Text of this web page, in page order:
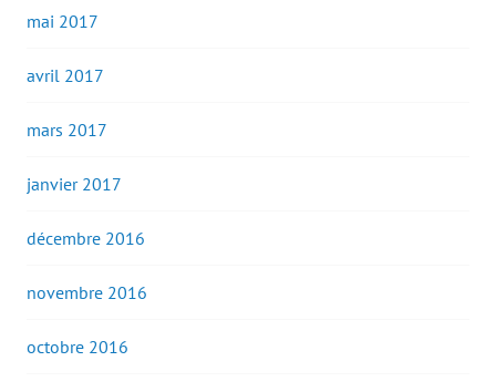
mai 2017
avril 2017
mars 2017
janvier 2017
décembre 2016
novembre 2016
octobre 2016